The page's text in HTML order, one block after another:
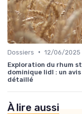
Dossiers • 12/06/2025
Exploration du rhum st
dominique lidl : un avis
détaillé
À lire aussi